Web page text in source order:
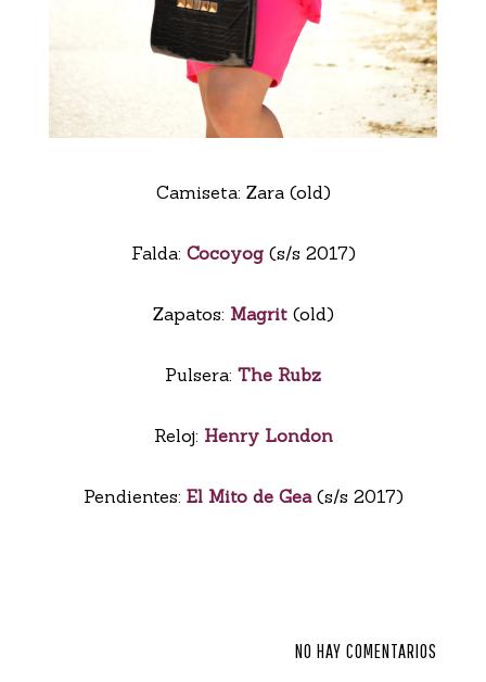
Camiseta: Zara (old)
Falda: Cocoyog(s/s 2017)
Zapatos: Magrit(old)
Pulsera: The Rubz
Reloj: Henry London
Pendientes: El Mito de Gea(s/s 2017)
NO HAY COMENTARIOS